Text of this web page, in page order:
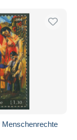
Menschenrechte